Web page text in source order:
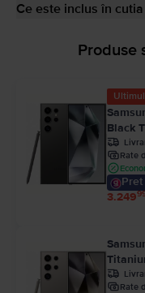
Ce este inclus în
Produse
Black
Rate
3.249
Rate